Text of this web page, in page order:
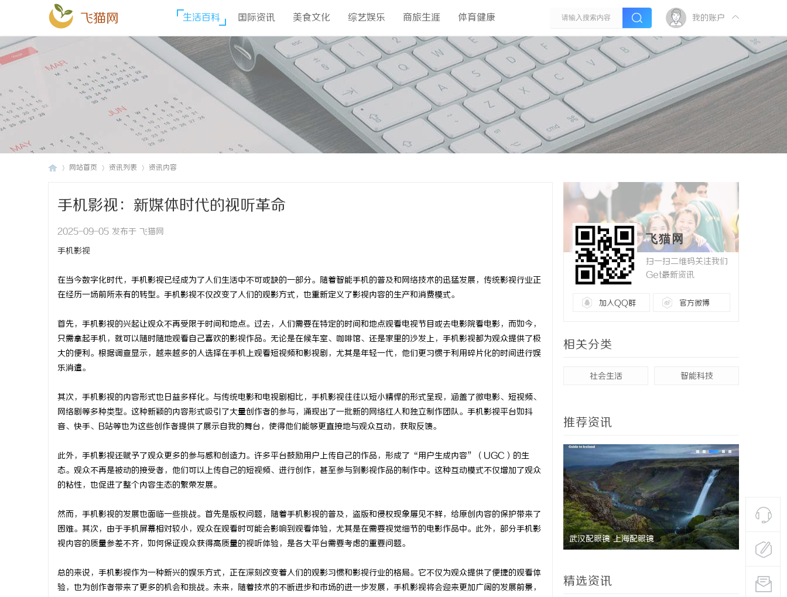
飞猫网 生活百科 国际资讯 美食文化 综艺娱乐 商旅生涯 体育健康 我的账户
网站首页 资讯列表 资讯内容
手机影视：新媒体时代的视听革命
2025-09-05 发布于 飞猫网
手机影视
在当今数字化时代，手机影视已经成为了人们生活中不可或缺的一部分。随着智能手机的普及和网络技术的迅猛发展，传统影视行业正
在经历一场前所未有的转型。手机影视不仅改变了人们的观影方式，也重新定义了影视内容的生产和消费模式。
首先，手机影视的兴起让观众不再受限于时间和地点。过去，人们需要在特定的时间和地点观看电视节目或去电影院看电影，而如今，
只需拿起手机，就可以随时随地观看自己喜欢的影视作品。无论是在候车室、咖啡馆、还是家里的沙发上，手机影视都为观众提供了极
大的便利。根据调查显示，越来越多的人选择在手机上观看短视频和影视剧，尤其是年轻一代，他们更习惯于利用碎片化的时间进行娱
乐消遣。
其次，手机影视的内容形式也日益多样化。与传统电影和电视剧相比，手机影视往往以短小精悍的形式呈现，涵盖了微电影、短视频、
网络剧等多种类型。这种新颖的内容形式吸引了大量创作者的参与，涌现出了一批新的网络红人和独立制作团队。手机影视平台如抖
音、快手、B站等也为这些创作者提供了展示自我的舞台，使得他们能够更直接地与观众互动，获取反馈。
此外，手机影视还赋予了观众更多的参与感和创造力。许多平台鼓励用户上传自己的作品，形成了“用户生成内容”（UGC）的生
态。观众不再是被动的接受者，他们可以上传自己的短视频、进行创作，甚至参与到影视作品的制作中。这种互动模式不仅增加了观众
的粘性，也促进了整个内容生态的繁荣发展。
然而，手机影视的发展也面临一些挑战。首先是版权问题，随着手机影视的普及，盗版和侵权现象屡见不鲜，给原创内容的保护带来了
困难。其次，由于手机屏幕相对较小，观众在观看时可能会影响到观看体验，尤其是在需要视觉细节的电影作品中。此外，部分手机影
视内容的质量参差不齐，如何保证观众获得高质量的视听体验，是各大平台需要考虑的重要问题。
总的来说，手机影视作为一种新兴的娱乐方式，正在深刻改变着人们的观影习惯和影视行业的格局。它不仅为观众提供了便捷的观看体
验，也为创作者带来了更多的机会和挑战。未来，随着技术的不断进步和市场的进一步发展，手机影视将会迎来更加广阔的发展前景，
飞猫网
扫一扫二维码关注我们
Get最新资讯
加入QQ群 官方微博
相关分类
社会生活 智能科技
推荐资讯
贝净 AC 国际医疗实验室，标准化研发体系 武汉配眼镜 上海配眼镜 武汉配眼镜 上海配眼镜 武汉配眼
精选资讯